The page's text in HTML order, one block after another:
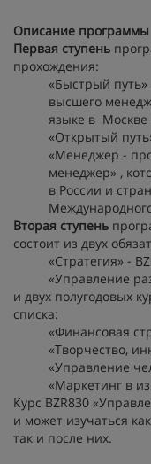
Описание программы
Первая ступень
прохождения:
«Быстрый путь»
высшего
языке в Москве
«Открытый
«Менеджер -
менеджер» ,
в России и
Вторая ступень
состоит из двух
«Стратегия» -
«Управление
и двух полугодовых
списка:
«Финансовая
«Творчество,
«Управление
«Маркетинг в
Курс BZR830
и может изучаться
так и после них.